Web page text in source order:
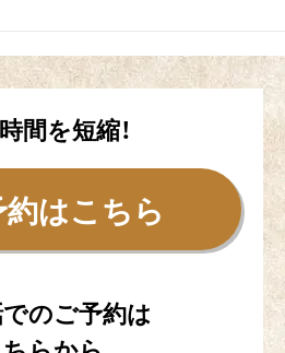
間を短縮！
はこちら
のご予約は